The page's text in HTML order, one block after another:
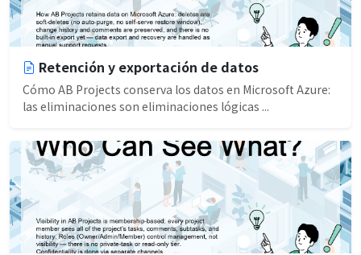
Retención y exportación de datos
Cómo AB Projects conserva los datos en Microsoft Azure:
las eliminaciones son eliminaciones lógicas ...